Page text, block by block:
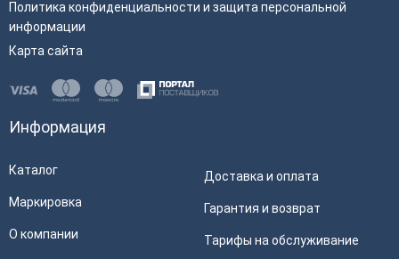
Политика конфиденциальности и защита персональной
информации
Карта сайта
Информация
Каталог
Маркировка
О компании
Доставка и оплата
Гарантия и возврат
Тарифы на обслуживание